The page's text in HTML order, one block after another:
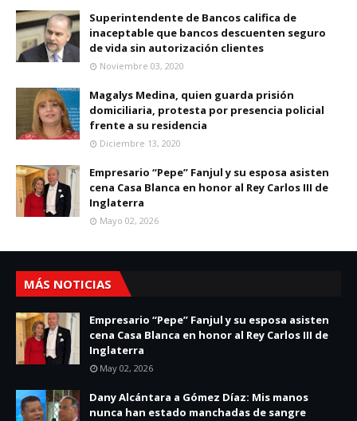
Superintendente de Bancos califica de
inaceptable que bancos descuenten seguro
de vida sin autorización clientes
Noviembre 03, 2020
Magalys Medina, quien guarda prisión
domiciliaria, protesta por presencia policial
frente a su residencia
Diciembre 13, 2020
Empresario “Pepe” Fanjul y su esposa asisten
cena Casa Blanca en honor al Rey Carlos III de
Inglaterra
Mayo 02, 2026
MÁS NOTICIAS
Empresario “Pepe” Fanjul y su esposa asisten
cena Casa Blanca en honor al Rey Carlos III de
Inglaterra
May 02, 2026
Dany Alcántara a Gómez Díaz: Mis manos
nunca han estado manchadas de sangre